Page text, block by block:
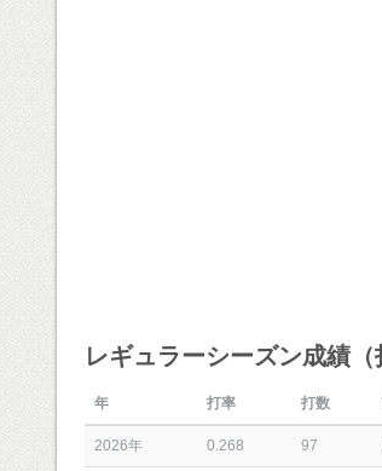
レギュラーシーズン成績（
年 打率 打数
2026年 0.268 97